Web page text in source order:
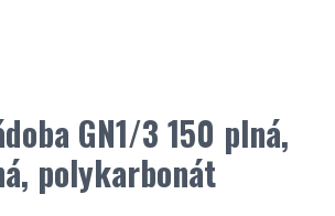
GN1/3 150 plná,
polykarbonát